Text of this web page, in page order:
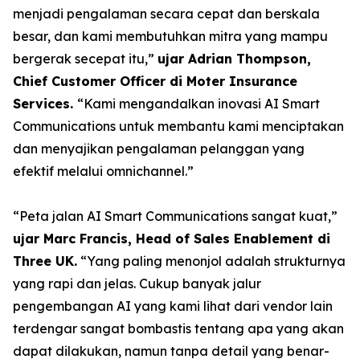
menjadi pengalaman secara cepat dan berskala
besar, dan kami membutuhkan mitra yang mampu
bergerak secepat itu,” ujar Adrian Thompson,
Chief Customer Officer di Moter Insurance
Services. “Kami mengandalkan inovasi AI Smart
Communications untuk membantu kami menciptakan
dan menyajikan pengalaman pelanggan yang
efektif melalui omnichannel.”
“Peta jalan AI Smart Communications sangat kuat,”
ujar Marc Francis, Head of Sales Enablement di
Three UK. “Yang paling menonjol adalah strukturnya
yang rapi dan jelas. Cukup banyak jalur
pengembangan AI yang kami lihat dari vendor lain
terdengar sangat bombastis tentang apa yang akan
dapat dilakukan, namun tanpa detail yang benar-